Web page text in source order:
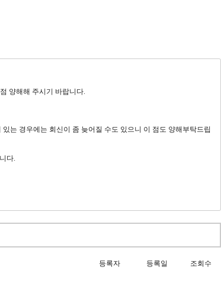
양해해 주시기 바랍니다.
는 경우에는 회신이 좀 늦어질 수도 있으니 이 점도 양해부탁드립
다.
등록자 등록일 조회수